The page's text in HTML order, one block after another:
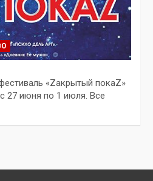
«Zакрытый покаZ»
27 июня по 1 июля. Все